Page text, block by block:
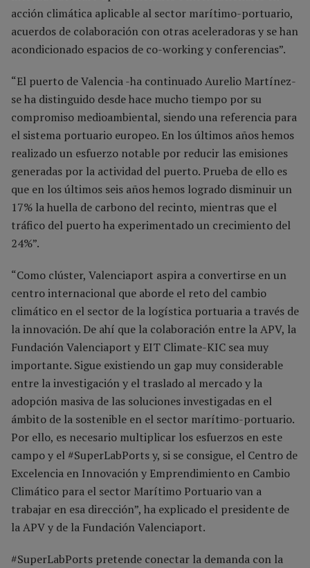
acción climática aplicable al sector marítimo-portuario,
acuerdos de colaboración con otras aceleradoras y se han
acondicionado espacios de co-working y conferencias”.
“El puerto de Valencia -ha continuado Aurelio Martínez-
se ha distinguido desde hace mucho tiempo por su
compromiso medioambiental, siendo una referencia para
el sistema portuario europeo. En los últimos años hemos
realizado un esfuerzo notable por reducir las emisiones
generadas por la actividad del puerto. Prueba de ello es
que en los últimos seis años hemos logrado disminuir un
17% la huella de carbono del recinto, mientras que el
tráfico del puerto ha experimentado un crecimiento del
24%”.
“Como clúster, Valenciaport aspira a convertirse en un
centro internacional que aborde el reto del cambio
climático en el sector de la logística portuaria a través de
la innovación. De ahí que la colaboración entre la APV, la
Fundación Valenciaport y EIT Climate-KIC sea muy
importante. Sigue existiendo un gap muy considerable
entre la investigación y el traslado al mercado y la
adopción masiva de las soluciones investigadas en el
ámbito de la sostenible en el sector marítimo-portuario.
Por ello, es necesario multiplicar los esfuerzos en este
campo y el #SuperLabPorts y, si se consigue, el Centro de
Excelencia en Innovación y Emprendimiento en Cambio
Climático para el sector Marítimo Portuario van a
trabajar en esa dirección”, ha explicado el presidente de
la APV y de la Fundación Valenciaport.
#SuperLabPorts pretende conectar la demanda con la